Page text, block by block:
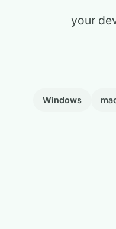
your
Windows